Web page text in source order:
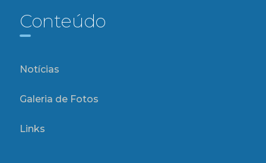
Conteúdo
Notícias
Galeria de Fotos
Links